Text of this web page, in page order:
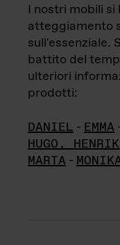
I nostri mobili si
atteggiamento
sull'essenziale.
battito del
ulteriori
prodotti:
DANIEL - EMMA
HUGO,
MARTA -